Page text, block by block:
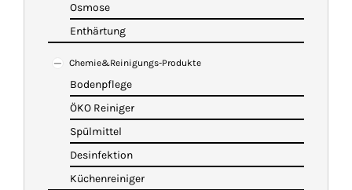
Osmose
Enthärtung
Chemie&Reinigungs-Produkte
Bodenpflege
ÖKO Reiniger
Spülmittel
Desinfektion
Küchenreiniger